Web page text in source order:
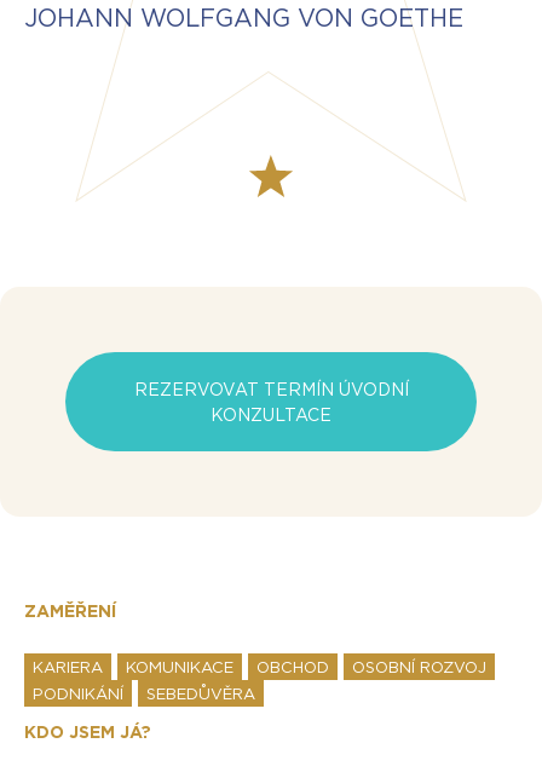
JOHANN WOLFGANG VON GOETHE
REZERVOVAT TERMÍN ÚVODNÍ
KONZULTACE
ZAMĚŘENÍ
KARIERA KOMUNIKACE OBCHOD
OSOBNÍ ROZVOJ
PODNIKÁNÍ
SEBEDŮVĚRA
KDO JSEM JÁ?